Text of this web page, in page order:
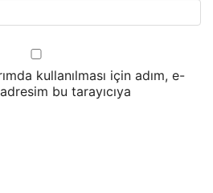
kullanılması için adım, e-
bu tarayıcıya